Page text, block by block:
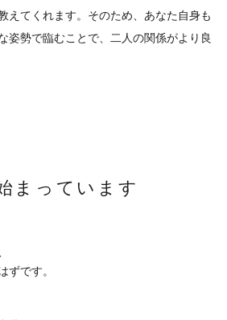
えてくれます。そのため、あなた自身も
姿勢で臨むことで、二人の関係がより良
まっています
ずです。